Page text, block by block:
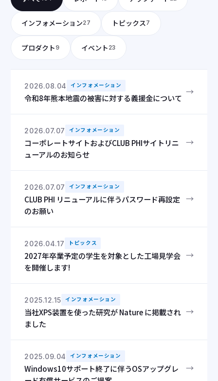
インフォメーション27 トピックス7
プロダクト 9 イベント 23
2026.08.04 インフォメーション
令和8年熊本地震の被害に対する義援金について
→
2026.07.07 インフォメーション
コーポレートサイトおよびCLUB PHIサイトリニ
ューアルのお知らせ
→
2026.07.07 インフォメーション
CLUB PHI リニューアルに伴うパスワード再設定
のお願い
→
2026.04.17 トピックス
2027年卒業予定の学生を対象とした工場見学会
を開催します!
→
2025.12.15 インフォメーション
当社XPS装置を使った研究が Nature に掲載され
ました
→
2025.09.04 インフォメーション
Windows10サポート終了に伴うOSアップグレ
→